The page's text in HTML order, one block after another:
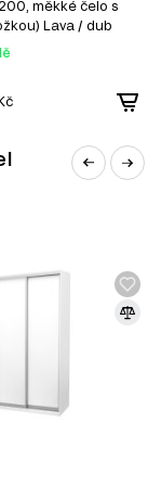
její
měkké čelo s
Lava / dub